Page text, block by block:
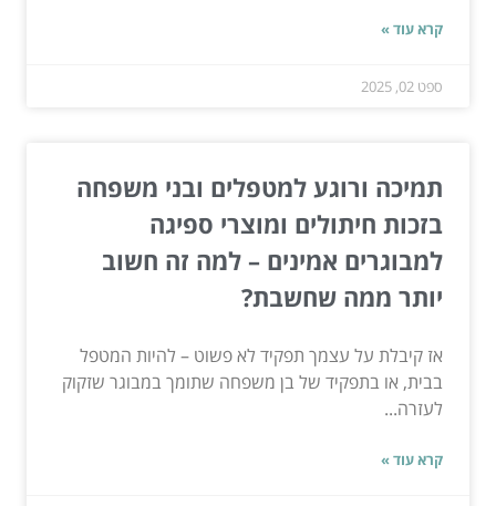
קרא עוד »
ספט 02, 2025
תמיכה ורוגע למטפלים ובני משפחה
בזכות חיתולים ומוצרי ספיגה
למבוגרים אמינים – למה זה חשוב
יותר ממה שחשבת?
אז קיבלת על עצמך תפקיד לא פשוט – להיות המטפל
בבית, או בתפקיד של בן משפחה שתומך במבוגר שזקוק
לעזרה...
קרא עוד »